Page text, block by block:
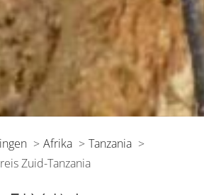
Afrika
Tanzania
Zuid-Tanzania